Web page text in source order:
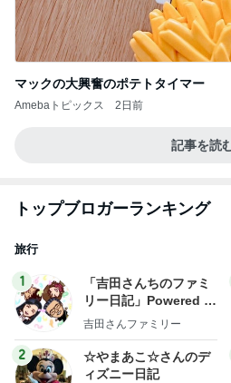
マックの大興奮のポテトタイマー
Amebaトピックス 2日前
記事を読
トップブロガーランキング
旅行
1
「吉田さんちのファミ
リー日記」Powered b
y Ameba 吉田さんファ
ログ
吉田さんファミリー
2
☆やまあこ☆さんのデ
ィズニー日記